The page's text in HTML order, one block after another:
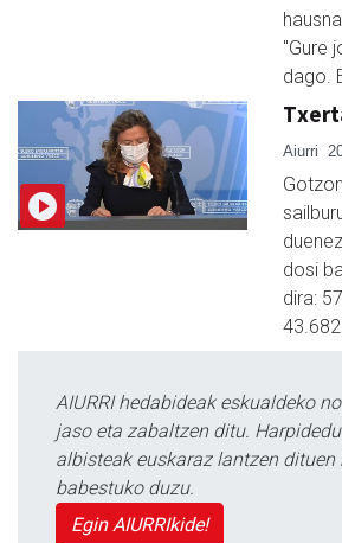
"Gure
dago.
Aiurri
dosi
dira:
AIURRI hedabideak eskualdeko
jaso eta zabaltzen ditu.
albisteak euskaraz lantzen
babestuko duzu.
Egin AIURRIkide!